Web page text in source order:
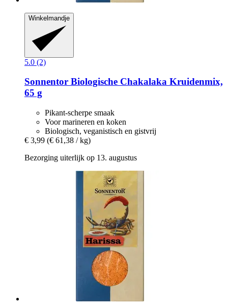
Winkelmandje
5.0 (2)
Sonnentor Biologische Chakalaka Kruidenmix,
65 g
Pikant-scherpe smaak
Voor marineren en koken
Biologisch, veganistisch en gistvrij
€ 3,99 (€ 61,38 / kg)
Bezorging uiterlijk op 13. augustus